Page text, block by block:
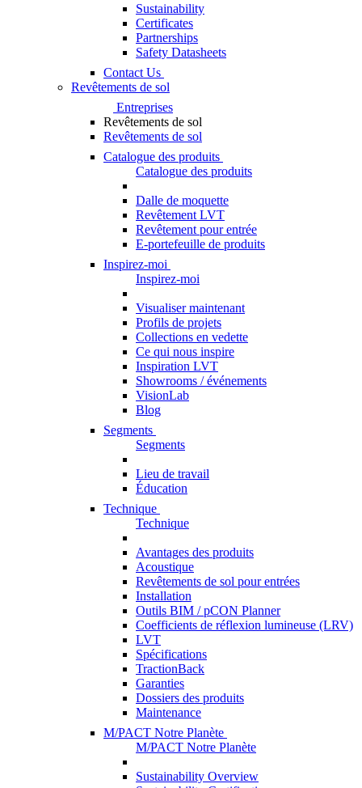
Sustainability
Certificates
Partnerships
Safety Datasheets
Contact Us
Revêtements de sol
Entreprises
Revêtements de sol
Revêtements de sol
Catalogue des produits
Catalogue des produits
Dalle de moquette
Revêtement LVT
Revêtement pour entrée
E-portefeuille de produits
Inspirez-moi
Inspirez-moi
Visualiser maintenant
Profils de projets
Collections en vedette
Ce qui nous inspire
Inspiration LVT
Showrooms / événements
VisionLab
Blog
Segments
Segments
Lieu de travail
Éducation
Technique
Technique
Avantages des produits
Acoustique
Revêtements de sol pour entrées
Installation
Outils BIM / pCON Planner
Coefficients de réflexion lumineuse (LRV)
LVT
Spécifications
TractionBack
Garanties
Dossiers des produits
Maintenance
M/PACT Notre Planète
M/PACT Notre Planète
Sustainability Overview